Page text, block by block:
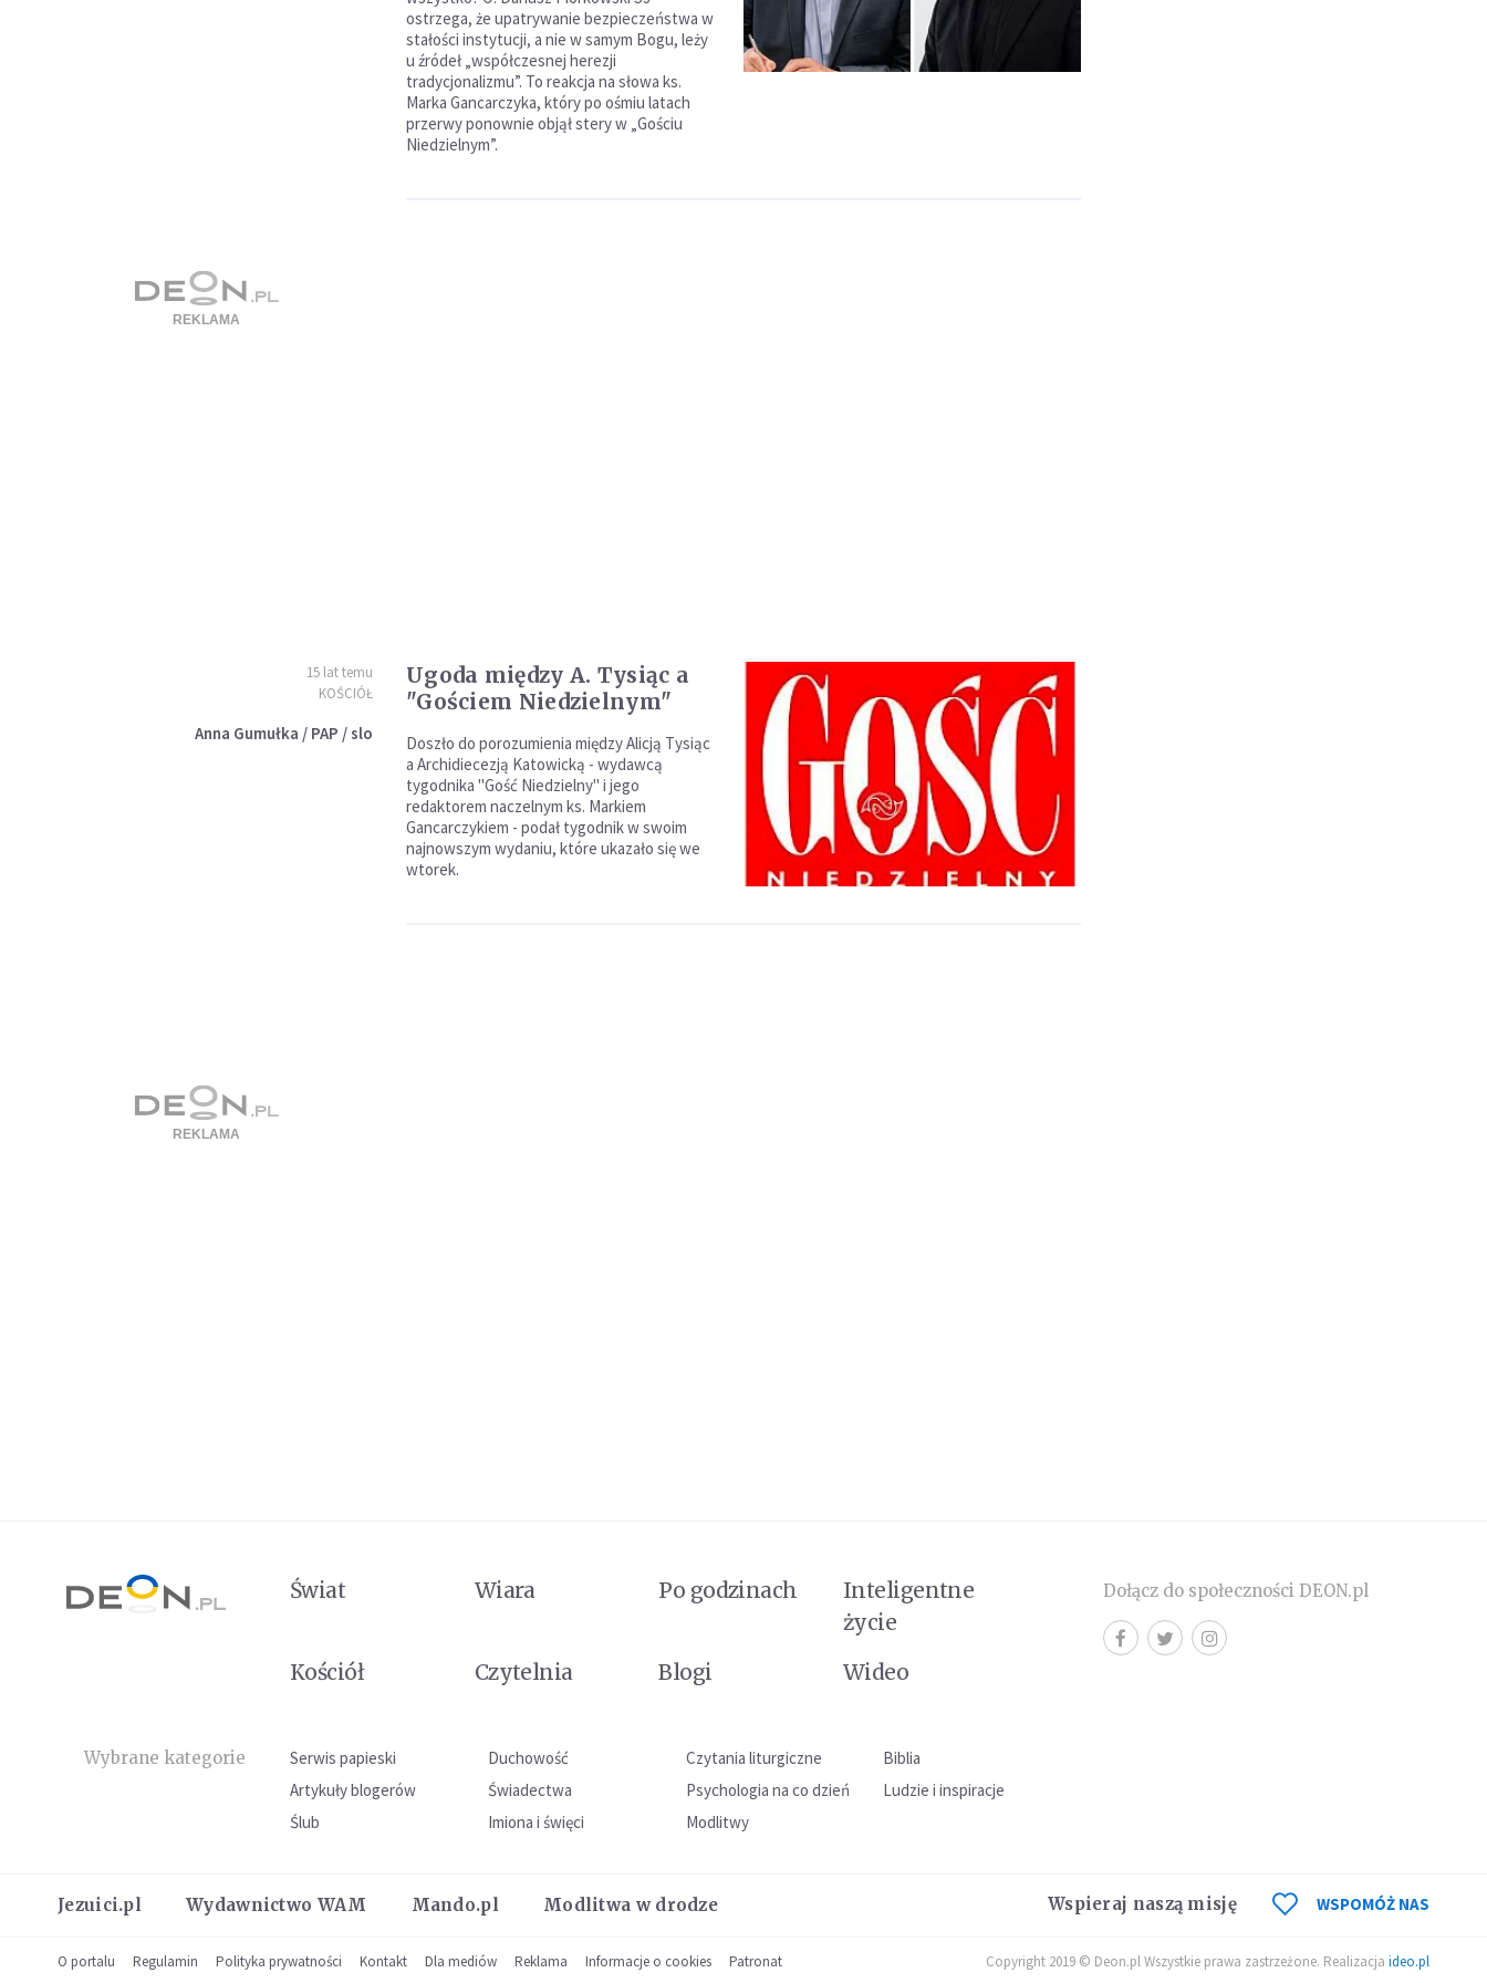
ostrzega, że upatrywanie bezpieczeństwa w
stałości instytucji, a nie w samym Bogu, leży
u źródeł „współczesnej herezji
tradycjonalizmu”. To reakcja na słowa ks.
Marka Gancarczyka, który po ośmiu latach
przerwy ponownie objął stery w „Gościu
Niedzielnym”.
15 lat temu
KOŚCIÓŁ
Anna Gumułka / PAP / slo
Ugoda między A. Tysiąc a
"Gościem Niedzielnym"
Doszło do porozumienia między Alicją Tysiąc
a Archidiecezją Katowicką - wydawcą
tygodnika "Gość Niedzielny" i jego
redaktorem naczelnym ks. Markiem
Gancarczykiem - podał tygodnik w swoim
najnowszym wydaniu, które ukazało się we
wtorek.
Świat Wiara Po godzinach
Inteligentne
życie
Kościół
Czytelnia Blogi Wideo
Wybrane kategorie Serwis papieski Duchowość Czytania liturgiczne
Biblia
Artykuły blogerów
Świadectwa Psychologia na co dzień
Ludzie i inspiracje
Ślub
Imiona i święci Modlitwy
Dołącz do społeczności DEON.pl
Jezuici.pl Wydawnictwo WAM Mando.pl Modlitwa w drodze Wspieraj naszą misję WSPOMÓŻ NAS
O portalu Regulamin Polityka prywatności Kontakt Dla mediów Reklama Informacje o cookies Patronat Copyright 2019 © Deon.pl Wszystkie prawa zastrzeżone. Realizacja ideo.pl